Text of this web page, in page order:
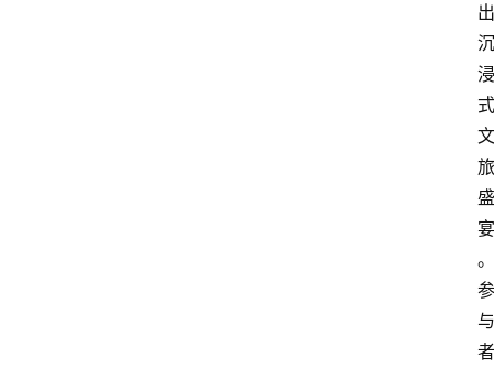
出
沉
浸
式
文
旅
盛
宴
。
参
与
者